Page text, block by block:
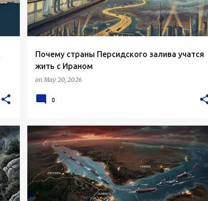
Почему страны Персидского залива учатся
жить с Ираном
onMay 20, 2026
0